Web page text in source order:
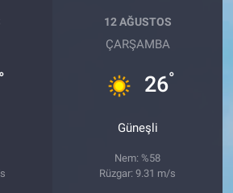
°
12 AĞUSTOS
ÇARŞAMBA
26°
Güneşli
Nem: %58
Rüzgar: 9.31 m/s